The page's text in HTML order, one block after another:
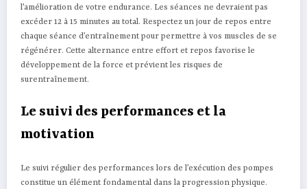
l’amélioration de votre endurance. Les séances ne devraient pas
excéder 12 à 15 minutes au total. Respectez un jour de repos entre
chaque séance d’entraînement pour permettre à vos muscles de se
régénérer. Cette alternance entre effort et repos favorise le
développement de la force et prévient les risques de
surentraînement.
Le suivi des performances et la
motivation
Le suivi régulier des performances lors de l’exécution des pompes
constitue un élément fondamental dans la progression physique.